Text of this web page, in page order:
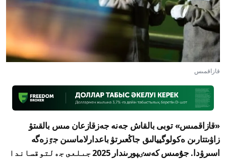
قازاقمىس
«قازاقمىس» توبى بالقاش جەنە جەزقازعان مىس بالقىتۋ
زاۋىتتارىن ەكولوگييالىق جاڭعىرتۋ باعدارلاماسىن جٷزەگە
اسىرۋدا. جۇمىس كەسٸپورىندار 2025 جىلعى جەلتوقساندا